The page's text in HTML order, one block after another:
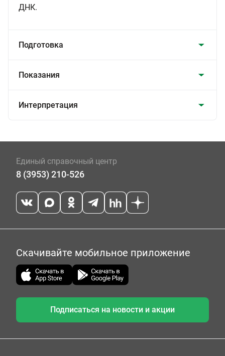
ДНК.
Подготовка
Показания
Интерпретация
Единый справочный центр
8 (3953) 210-526
Скачивайте мобильное приложение
Подписаться на новости и акции